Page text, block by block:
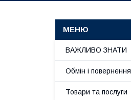
ВАЖЛИВО ЗНАТИ
Обмін і повернення
Товари та послуги